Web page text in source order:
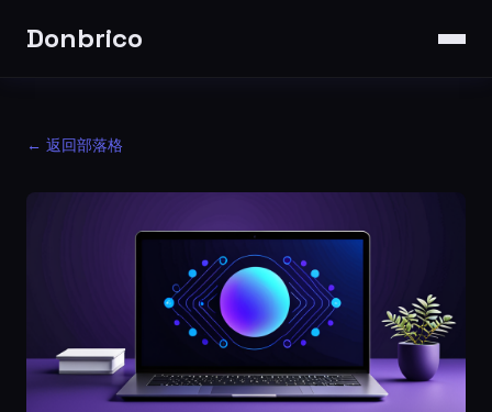
Donbrico
← 返回部落格